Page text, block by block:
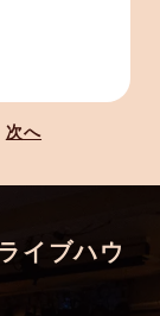
次へ
イブハウ